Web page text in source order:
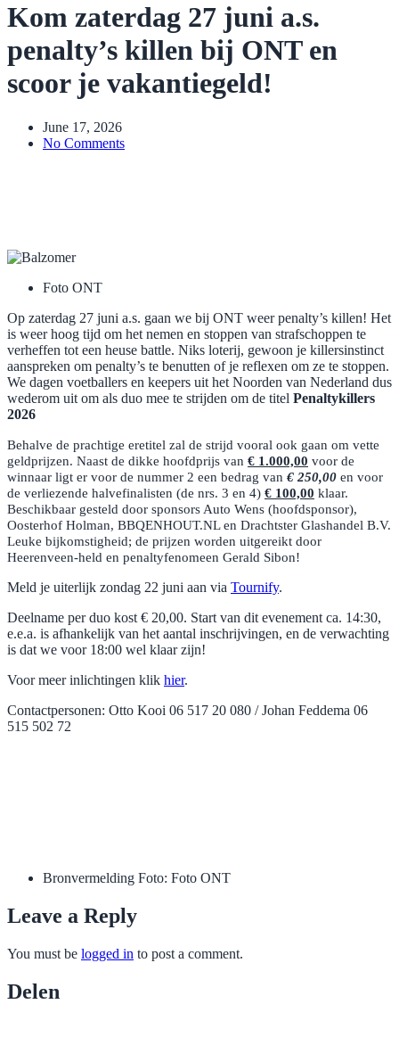
Kom zaterdag 27 juni a.s.
penalty’s killen bij ONT en
scoor je vakantiegeld!
June 17, 2026
No Comments
Foto ONT
Op zaterdag 27 juni a.s. gaan we bij ONT weer penalty’s killen! Het
is weer hoog tijd om het nemen en stoppen van strafschoppen te
verheffen tot een heuse battle. Niks loterij, gewoon je killersinstinct
aanspreken om penalty’s te benutten of je reflexen om ze te stoppen.
We dagen voetballers en keepers uit het Noorden van Nederland dus
wederom uit om als duo mee te strijden om de titel Penaltykillers
2026
Behalve de prachtige eretitel zal de strijd vooral ook gaan om vette
geldprijzen. Naast de dikke hoofdprijs van € 1.000,00 voor de
winnaar ligt er voor de nummer 2 een bedrag van € 250,00 en voor
de verliezende halvefinalisten (de nrs. 3 en 4) € 100,00 klaar.
Beschikbaar gesteld door sponsors Auto Wens (hoofdsponsor),
Oosterhof Holman, BBQENHOUT.NL en Drachtster Glashandel B.V.
Leuke bijkomstigheid; de prijzen worden uitgereikt door
Heerenveen-held en penaltyfenomeen Gerald Sibon!
Meld je uiterlijk zondag 22 juni aan via Tournify.
Deelname per duo kost € 20,00. Start van dit evenement ca. 14:30,
e.e.a. is afhankelijk van het aantal inschrijvingen, en de verwachting
is dat we voor 18:00 wel klaar zijn!
Voor meer inlichtingen klik hier.
Contactpersonen: Otto Kooi 06 517 20 080 / Johan Feddema 06
515 502 72
Bronvermelding Foto: Foto ONT
Leave a Reply
You must be logged in to post a comment.
Delen